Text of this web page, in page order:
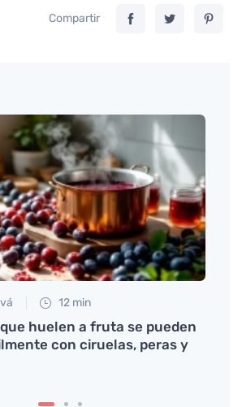
Compartir
12 min
huelen a fruta se pueden
con ciruelas, peras y